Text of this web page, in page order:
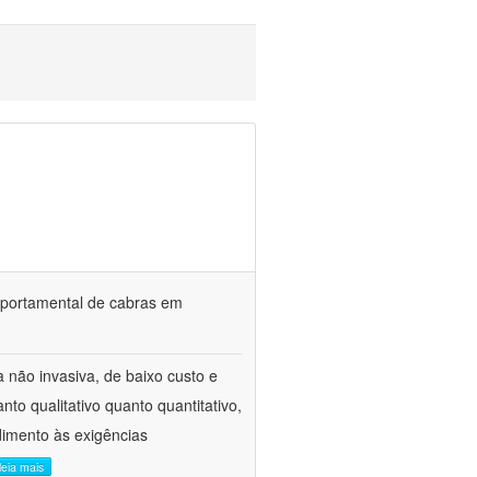
de cabras em
não invasiva, de baixo custo e
qualitativo quanto quantitativo,
às exigências
leia mais